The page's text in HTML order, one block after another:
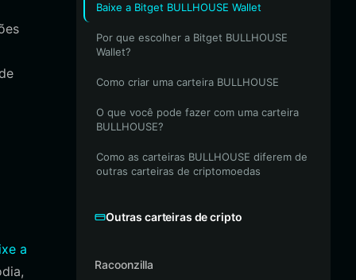
a
Baixe a Bitget BULLHOUSE Wallet
Por que escolher a Bitget BULLHOUSE
Wallet?
Como criar uma carteira BULLHOUSE
O que você pode fazer com uma carteira
BULLHOUSE?
Como as carteiras BULLHOUSE diferem de
outras carteiras de criptomoedas
Outras carteiras de cripto
Racoonzilla